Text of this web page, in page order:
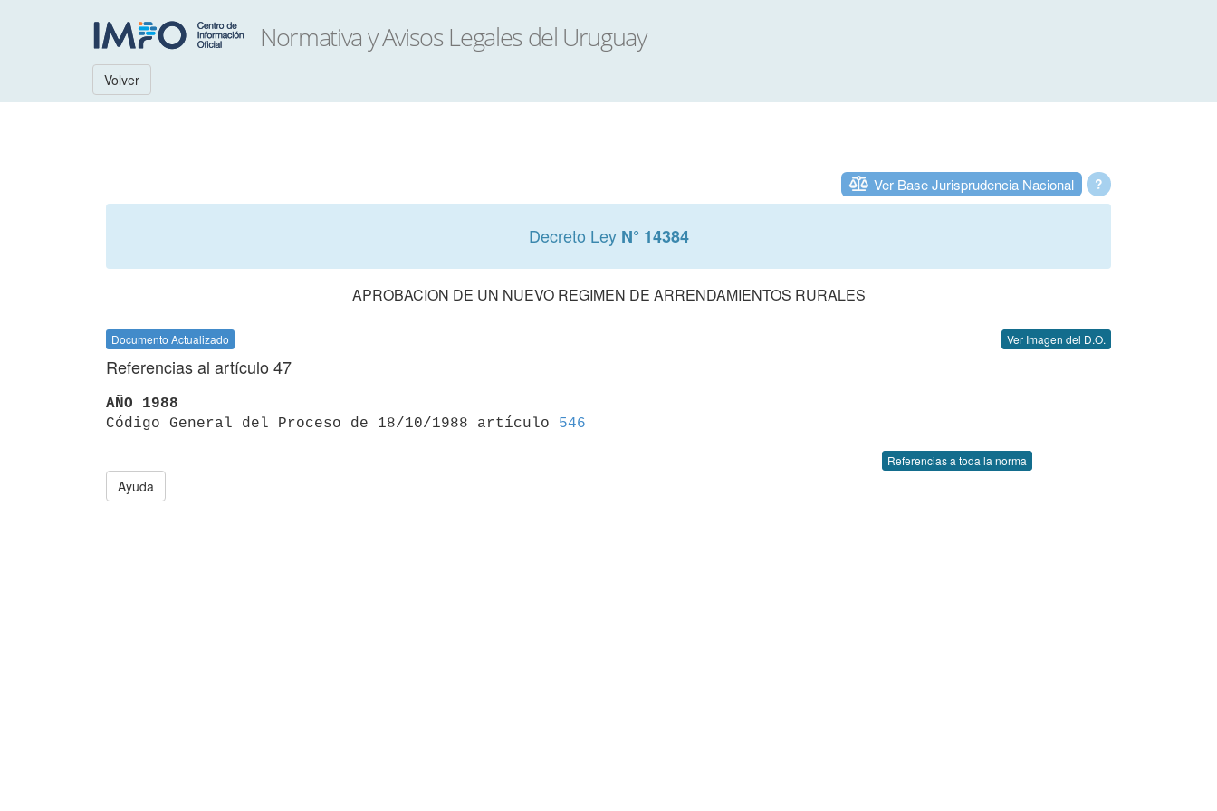
Volver
?
Ver Base Jurisprudencia Nacional
Decreto Ley N° 14384
APROBACION DE UN NUEVO REGIMEN DE ARRENDAMIENTOS RURALES
Documento Actualizado Ver Imagen del D.O.
Referencias al artículo 47
AÑO 1988
Código General del Proceso de 18/10/1988 artículo 546
Referencias a toda la norma
Ayuda